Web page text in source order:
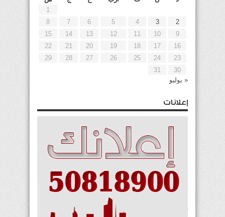
1
2
3
4
5
6
7
8
9
10
11
12
13
14
15
16
17
18
19
20
21
22
23
24
25
26
27
28
29
30
31
« يوليو
إعلانات